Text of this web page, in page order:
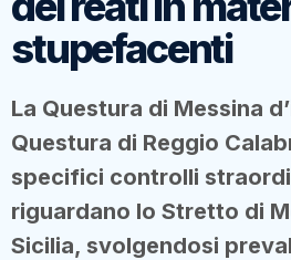
stupefacenti
La Questura di Messina
Questura di Reggio
specifici controlli
riguardano lo Stretto di
Sicilia, svolgendosi